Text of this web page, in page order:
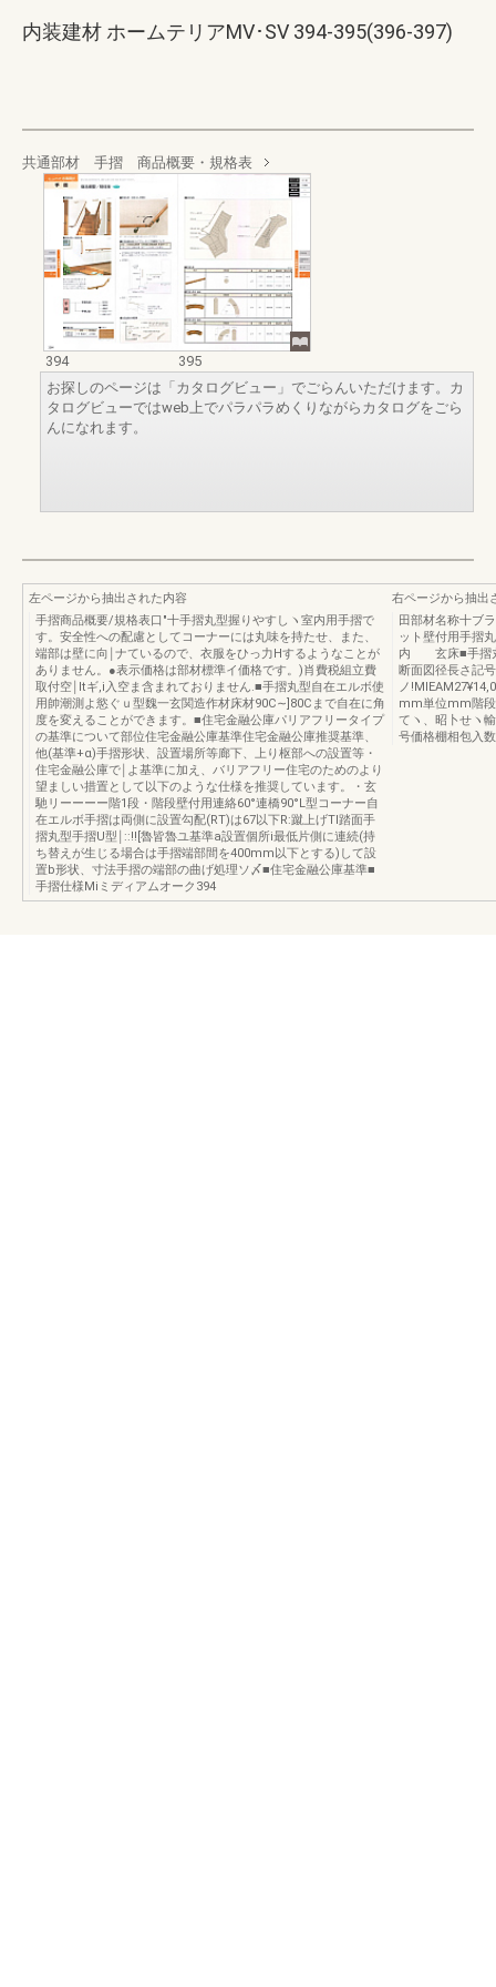
内装建材 ホームテリアMV･SV 394-395(396-397)
共通部材 手摺 商品概要・規格表
394
395
お探しのページは「カタログビュー」でごらんいただけます。カ
タログビューではweb上でパラパラめくりながらカタログをごら
んになれます。
左ページから抽出された内容
手摺商品概要/規格表口"十手摺丸型握りやすしヽ室内用手摺で
す。安全性への配慮としてコーナーには丸味を持たせ、また、
端部は壁に向￨ナているので、衣服をひっ力Hするようなことが
ありません。●表示価格は部材標準イ価格です。)肖費税組立費
取付空￨ltギ,i入空ま含まれておりません.■手摺丸型自在エルボ使
用帥潮測よ慾ぐｕ型魏一玄関造作材床材90C∼]80Cまで自在に角
度を変えることができます。■住宅金融公庫パリアフリータイプ
の基準について部位住宅金融公庫基準住宅金融公庫推奨基準、
他(基準+α)手摺形状、設置場所等廊下、上り枢部への設置等・
住宅金融公庫で￨よ基準に加え、バリアフリー住宅のためのより
望ましい措置として以下のような仕様を推奨しています。・玄
馳リーーーー階1段・階段壁付用連絡60°連橋90°L型コーナー自
在エルボ手摺は両側に設置勾配(RT)は67以下R:蹴上げTI踏面手
摺丸型手摺U型￨::!![魯皆魯ユ基準a設置個所i最低片側に連続(持
ち替えが生じる場合は手摺端部間を400mm以下とする)して設
置b形状、寸法手摺の端部の曲げ処理ソ〆■住宅金融公庫基準■
手摺仕様Miミディアムオーク394
右ページから抽出
田部材名称十ブ
ット壁付用手
内 玄床■手摺丸
断面図径長さ記
ノ
mm単位mm階
てヽ、昭卜せヽ
号価格棚相包入